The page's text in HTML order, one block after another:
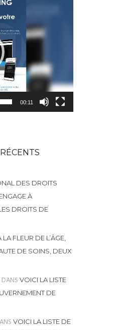
00:11
DES DROITS
À
DROITS DE
FLEUR DE L’ÂGE,
DE SOINS, DEUX
DANS VOICI LA LISTE
DE
VOICI LA LISTE DE